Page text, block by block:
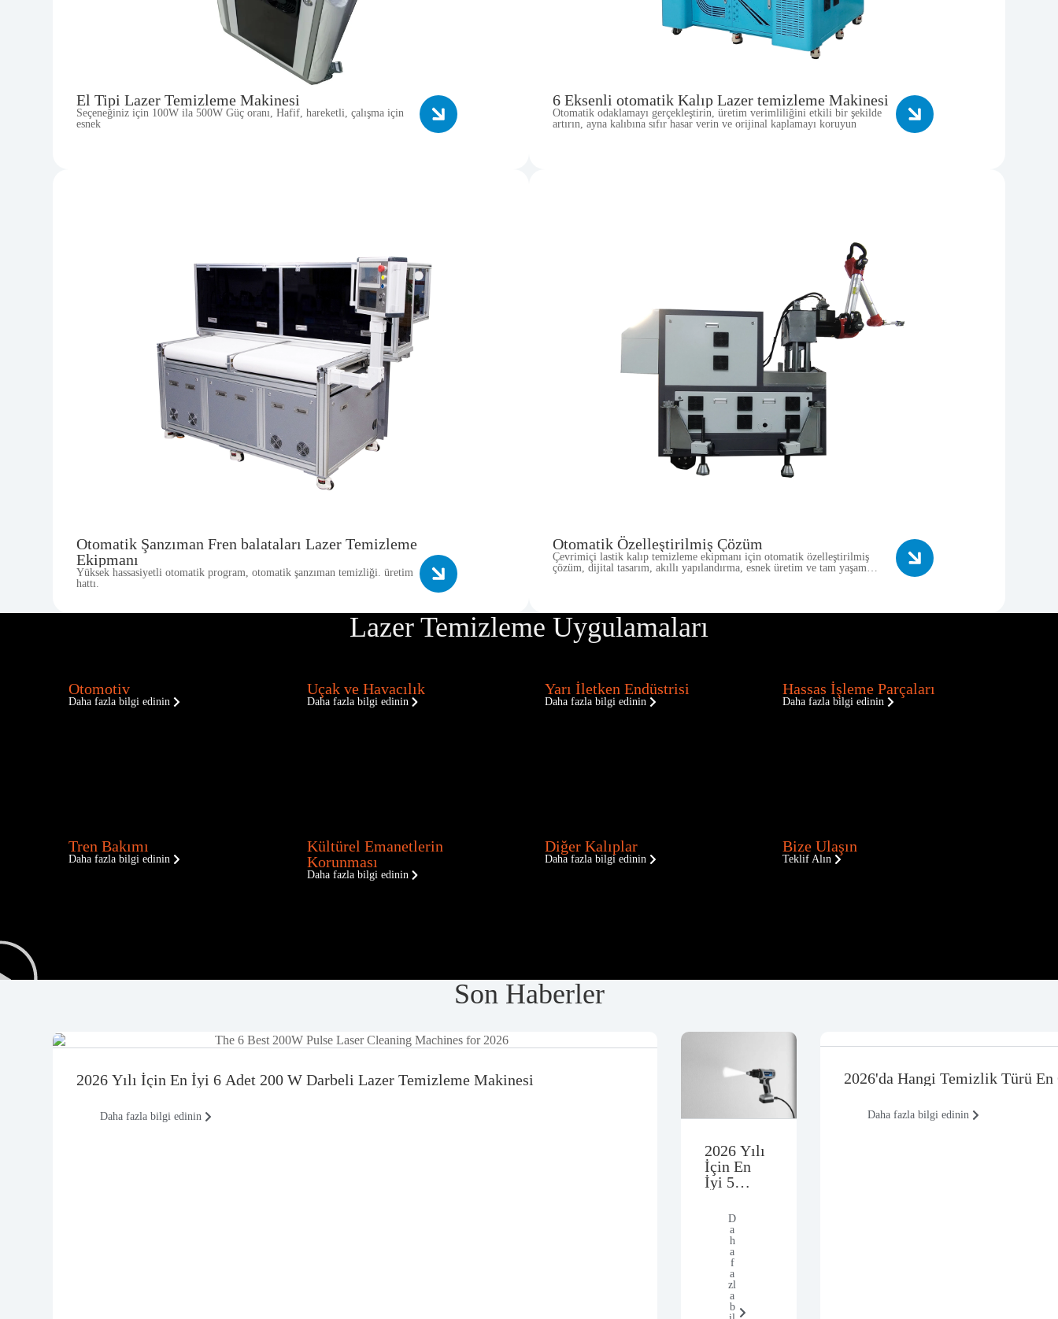
El Tipi Lazer Temizleme Makinesi
Seçeneğiniz için 100W ila 500W Güç oranı, Hafif, hareketli, çalışma için
esnek
6 Eksenli otomatik Kalıp Lazer temizleme Makinesi
Otomatik odaklamayı gerçekleştirin, üretim verimliliğini etkili bir şekilde
artırın, ayna kalıbına sıfır hasar verin ve orijinal kaplamayı koruyun
Otomatik Şanzıman Fren balataları Lazer Temizleme
Ekipmanı
Yüksek hassasiyetli otomatik program, otomatik şanzıman temizliği. üretim
hattı.
Otomatik Özelleştirilmiş Çözüm
Çevrimiçi lastik kalıp temizleme ekipmanı için otomatik özelleştirilmiş
çözüm, dijital tasarım, akıllı yapılandırma, esnek üretim ve tam yaşam
Lazer Temizleme Uygulamaları
Otomotiv
Daha fazla bilgi edinin
Uçak ve Havacılık
Daha fazla bilgi edinin
Yarı İletken Endüstrisi
Daha fazla bilgi edinin
Hassas İşleme Parçaları
Daha fazla bilgi edinin
Tren Bakımı
Daha fazla bilgi edinin
Kültürel Emanetlerin
Korunması
Daha fazla bilgi edinin
Diğer Kalıplar
Daha fazla bilgi edinin
Bize Ulaşın
Teklif Alın
Son Haberler
2026 Yılı İçin En İyi 6 Adet 200 W Darbeli Lazer Temizleme Makinesi
Daha fazla bilgi edinin
2026 Yılı
İçin En
İyi 5
Boya
Sökme
Aracı
Seçeneği
D
a
h
a
f
a
zl
a
b
2026'da Hangi Temizlik Türü En
Daha fazla bilgi edinin